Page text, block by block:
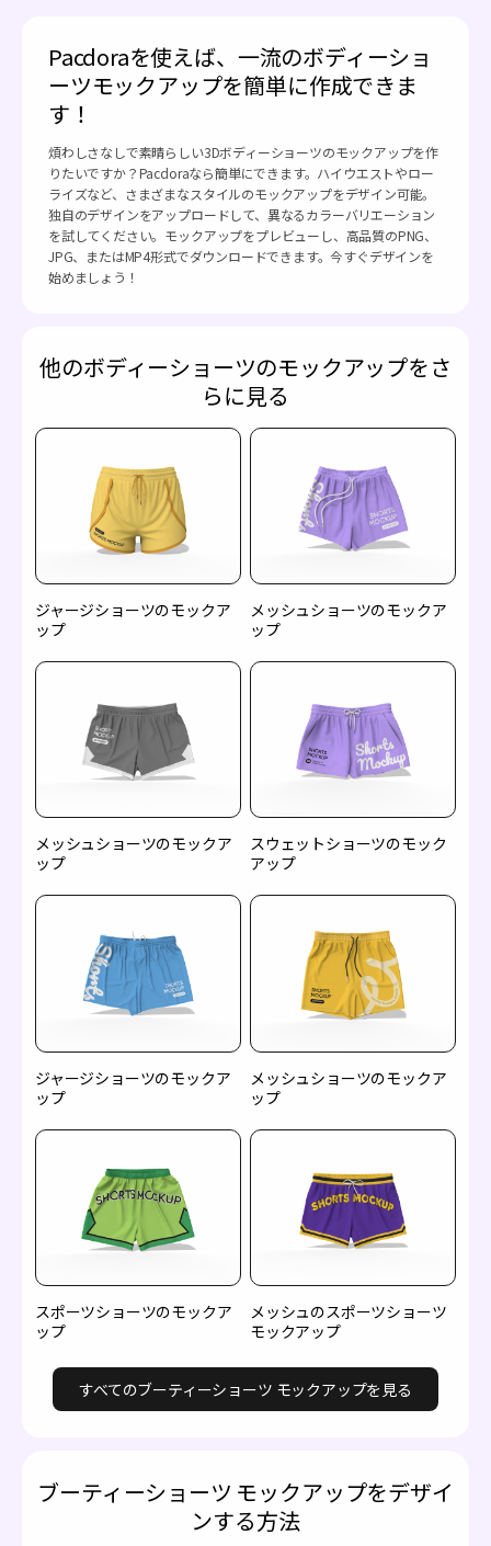
Pacdoraを使えば、一流のボディーショ
ーツモックアップを簡単に作成できま
す！
煩わしさなしで素晴らしい3Dボディーショーツのモックアップを作
りたいですか？Pacdoraなら簡単にできます。ハイウエストやロー
ライズなど、さまざまなスタイルのモックアップをデザイン可能。
独自のデザインをアップロードして、異なるカラーバリエーション
を試してください。モックアップをプレビューし、高品質のPNG、
JPG、またはMP4形式でダウンロードできます。今すぐデザインを
始めましょう！
他のボディーショーツのモックアップをさ
らに見る
ジャージショーツのモックア
ップ
メッシュショーツのモックア
ップ
メッシュショーツのモックア
ップ
スウェットショーツのモック
アップ
ジャージショーツのモックア
ップ
メッシュショーツのモックア
ップ
スポーツショーツのモックア
ップ
メッシュのスポーツショーツ
モックアップ
すべてのブーティーショーツ モックアップを見る
ブーティーショーツ モックアップをデザイ
ンする方法